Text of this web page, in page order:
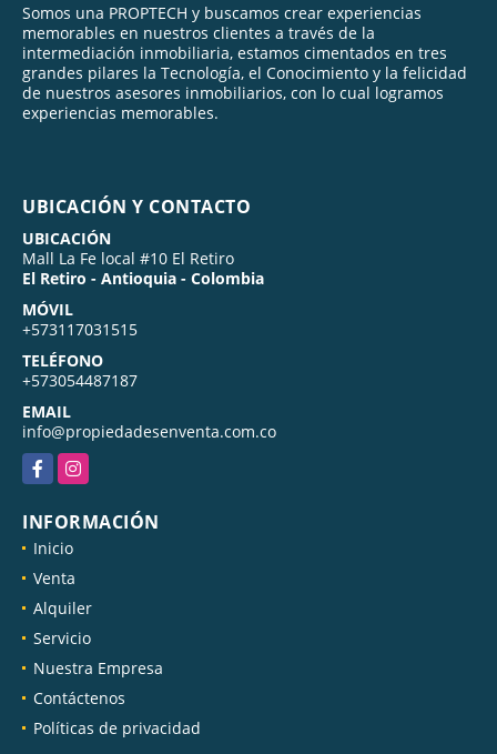
Somos una PROPTECH y buscamos crear experiencias
memorables en nuestros clientes a través de la
intermediación inmobiliaria, estamos cimentados en tres
grandes pilares la Tecnología, el Conocimiento y la felicidad
de nuestros asesores inmobiliarios, con lo cual logramos
experiencias memorables.
UBICACIÓN Y CONTACTO
UBICACIÓN
Mall La Fe local #10 El Retiro
El Retiro - Antioquia - Colombia
MÓVIL
+573117031515
TELÉFONO
+573054487187
EMAIL
info@propiedadesenventa.com.co
FacebookInstagram
INFORMACIÓN
Inicio
Venta
Alquiler
Servicio
Nuestra Empresa
Contáctenos
Políticas de privacidad